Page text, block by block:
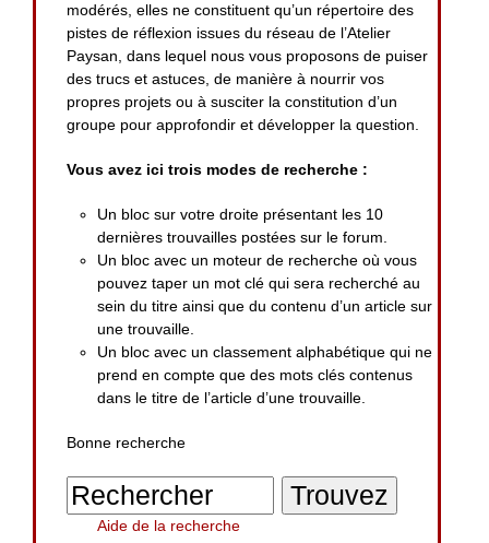
modérés, elles ne constituent qu’un répertoire des
pistes de réflexion issues du réseau de l’Atelier
Paysan, dans lequel nous vous proposons de puiser
des trucs et astuces, de manière à nourrir vos
propres projets ou à susciter la constitution d’un
groupe pour approfondir et développer la question.
Vous avez ici trois modes de recherche :
Un bloc sur votre droite présentant les 10
dernières trouvailles postées sur le forum.
Un bloc avec un moteur de recherche où vous
pouvez taper un mot clé qui sera recherché au
sein du titre ainsi que du contenu d’un article sur
une trouvaille.
Un bloc avec un classement alphabétique qui ne
prend en compte que des mots clés contenus
dans le titre de l’article d’une trouvaille.
Bonne recherche
Aide de la recherche